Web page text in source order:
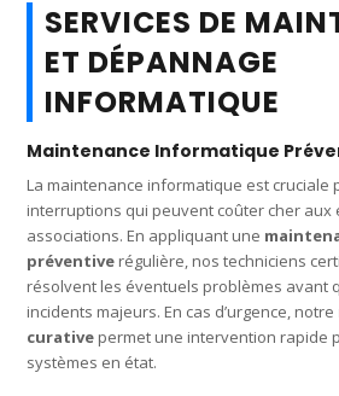
SERVICES DE
ET DÉPANNAGE
INFORMATIQUE
Maintenance Informatique
La maintenance informatique est cruciale
interruptions qui peuvent coûter cher aux
associations. En appliquant une
préventive régulière, nos techniciens
résolvent les éventuels problèmes avant
incidents majeurs. En cas d’urgence, notre
curative permet une intervention rapide
systèmes en état.